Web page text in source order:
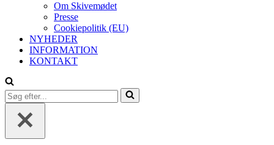
Om Skivemødet
Presse
Cookiepolitik (EU)
NYHEDER
INFORMATION
KONTAKT
Søg
efter...